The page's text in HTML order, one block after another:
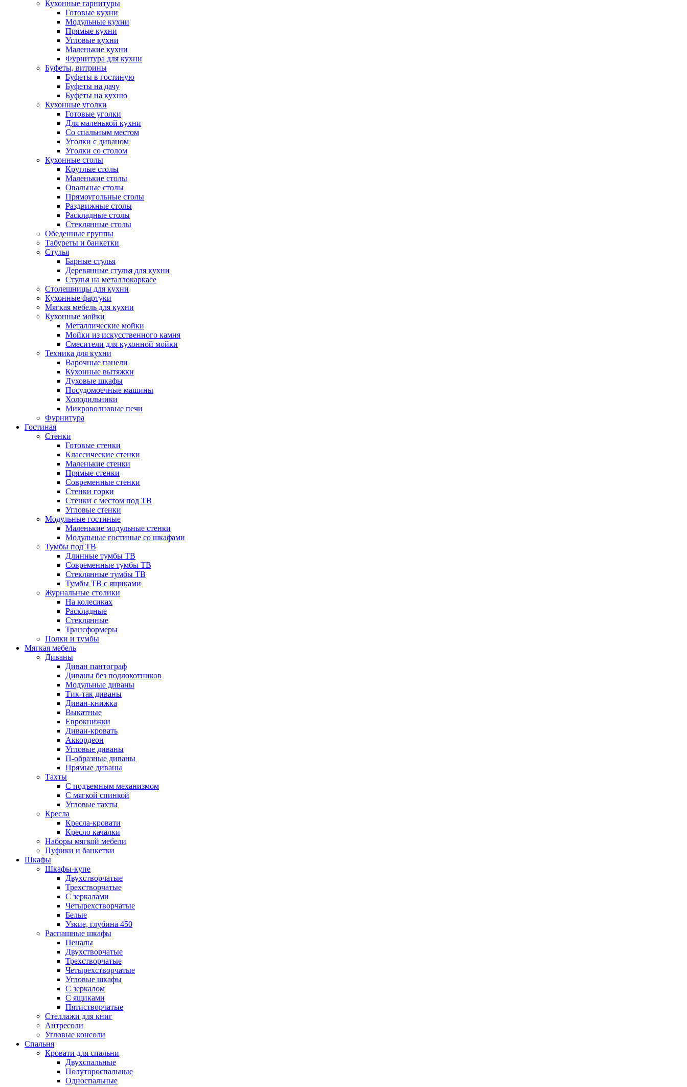
Кухонные гарнитуры
Готовые кухни
Модульные кухни
Прямые кухни
Угловые кухни
Маленькие кухни
Фурнитура для кухни
Буфеты, витрины
Буфеты в гостиную
Буфеты на дачу
Буфеты на кухню
Кухонные уголки
Готовые уголки
Для маленькой кухни
Со спальным местом
Уголки с диваном
Уголки со столом
Кухонные столы
Круглые столы
Маленькие столы
Овальные столы
Прямоугольные столы
Раздвижные столы
Раскладные столы
Стеклянные столы
Обеденные группы
Табуреты и банкетки
Стулья
Барные стулья
Деревянные стулья для кухни
Стулья на металлокаркасе
Столешницы для кухни
Кухонные фартуки
Мягкая мебель для кухни
Кухонные мойки
Металлические мойки
Мойки из искусственного камня
Смесители для кухонной мойки
Техника для кухни
Варочные панели
Кухонные вытяжки
Духовые шкафы
Посудомоечные машины
Холодильники
Микроволновые печи
Фурнитура
Гостиная
Стенки
Готовые стенки
Классические стенки
Маленькие стенки
Прямые стенки
Современные стенки
Стенки горки
Стенки с местом под ТВ
Угловые стенки
Модульные гостиные
Маленькие модульные стенки
Модульные гостиные со шкафами
Тумбы под ТВ
Длинные тумбы ТВ
Современные тумбы ТВ
Стеклянные тумбы ТВ
Тумбы ТВ с ящиками
Журнальные столики
На колесиках
Раскладные
Стеклянные
Трансформеры
Полки и тумбы
Мягкая мебель
Диваны
Диван пантограф
Диваны без подлокотников
Модульные диваны
Тик-так диваны
Диван-книжка
Выкатные
Еврокнижки
Диван-кровать
Аккордеон
Угловые диваны
П-образные диваны
Прямые диваны
Тахты
С подъемным механизмом
С мягкой спинкой
Угловые тахты
Кресла
Кресла-кровати
Кресло качалки
Наборы мягкой мебели
Пуфики и банкетки
Шкафы
Шкафы-купе
Двухстворчатые
Трехстворчатые
С зеркалами
Четырехстворчатые
Белые
Узкие, глубина 450
Распашные шкафы
Пеналы
Двухстворчатые
Трехстворчатые
Четырехстворчатые
Угловые шкафы
С зеркалом
С ящиками
Пятистворчатые
Стеллажи для книг
Антресоли
Угловые консоли
Спальня
Кровати для спальни
Двухспальные
Полутороспальные
Односпальные